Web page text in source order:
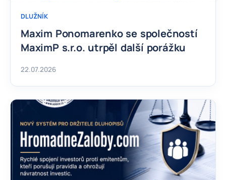
DLUŽNÍK
Maxim Ponomarenko se společností
MaximP s.r.o. utrpěl další porážku
22.07.2026